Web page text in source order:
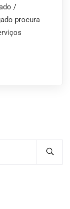
/
procura